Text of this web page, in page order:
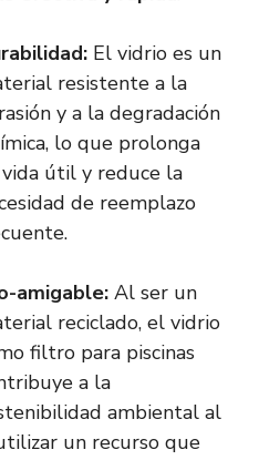
El vidrio es un
resistente a la
y a la degradación
lo que prolonga
útil y reduce la
de reemplazo
amigable: Al ser un
reciclado, el vidrio
filtro para piscinas
a la
ambiental al
un recurso que